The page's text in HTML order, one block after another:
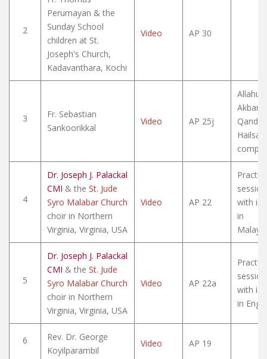
2
Perumayan & the
Sunday School
children at St.
Joseph's Church,
Kadavanthara, Kochi
Video AP 30
3
Fr. Sebastian
Sankoorikkal
Video AP 25j
Allahu
Akbar
4
Dr. Joseph J. Palackal
CMI & the St. Jude
Syro Malabar Church
choir in Northern
Virginia, Virginia, USA
Video AP 22
with
in
5
Dr. Joseph J. Palackal
CMI & the St. Jude
Syro Malabar Church
choir in Northern
Virginia, Virginia, USA
Video AP 22a
with
in
6
Rev. Dr. George
Koyilparambil
Video AP 19